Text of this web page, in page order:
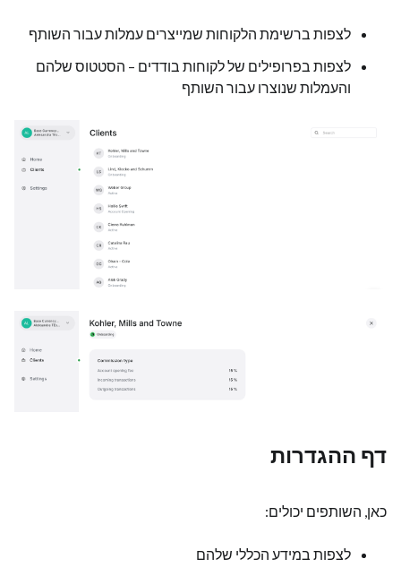
לצפות ברשימת הלקוחות שמייצרים עמלות עבור השותף
לצפות בפרופילים של לקוחות בודדים – הסטטוס שלהם
והעמלות שנוצרו עבור השותף
דף ההגדרות
כאן, השותפים יכולים:
לצפות במידע הכללי שלהם